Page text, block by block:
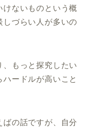
けないものという概
しづらい人が多いの
、もっと探究したい
ードルが高いこと
の話ですが、自分